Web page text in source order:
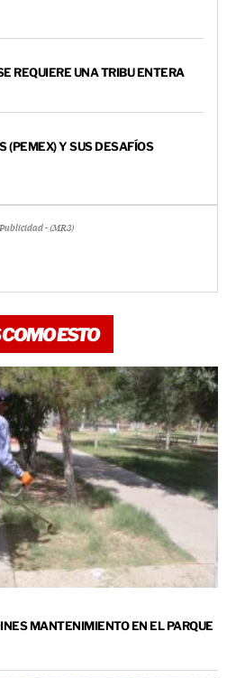
REQUIERE UNA TRIBU ENTERA
(PEMEX) Y SUS DESAFÍOS
- (MR3)
ESTO
MANTENIMIENTO EN EL PARQUE